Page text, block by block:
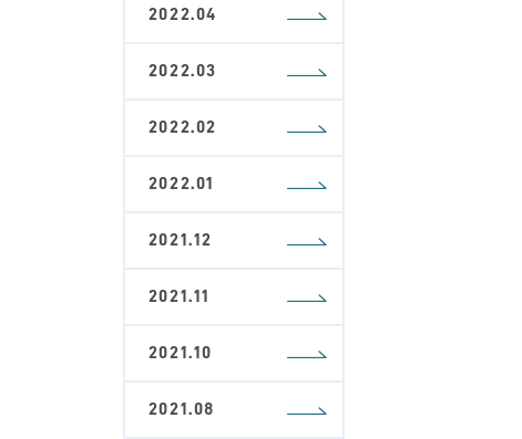
2022.04
2022.03
2022.02
2022.01
2021.12
2021.11
2021.10
2021.08